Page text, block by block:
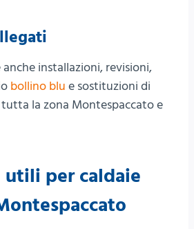
installazioni, revisioni,
bollino blu e sostituzioni di
la zona Montespaccato e
utili per caldaie